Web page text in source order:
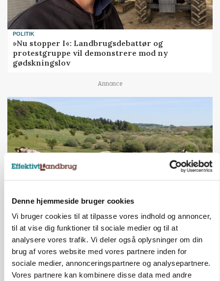
Denne hjemmeside bruger cookies
Vi bruger cookies til at tilpasse vores indhold og annoncer,
til at vise dig funktioner til sociale medier og til at
analysere vores trafik. Vi deler også oplysninger om din
brug af vores website med vores partnere inden for
sociale medier, annonceringspartnere og analysepartnere.
Vores partnere kan kombinere disse data med andre
POLITIK
»Nu stopper I«: Landbrugsdebattør og
protestgruppe vil demonstrere mod ny
gødskningslov
Annonce
KVÆG
Snart kan man søge tilskud til naturprojekter
PLANTER
Før såmaskinen kører: Her er efterårets største